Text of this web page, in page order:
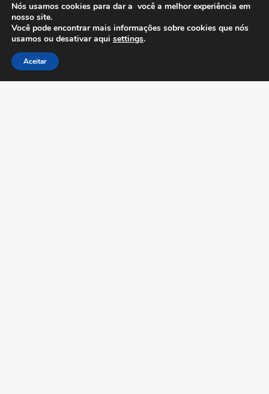
Anuncie Grátis
Nós usamos cookies para dar a você a melhor experiência em
nosso site.
Você pode encontrar mais informações sobre cookies que nós
usamos ou desativar aqui settings.
Aceitar